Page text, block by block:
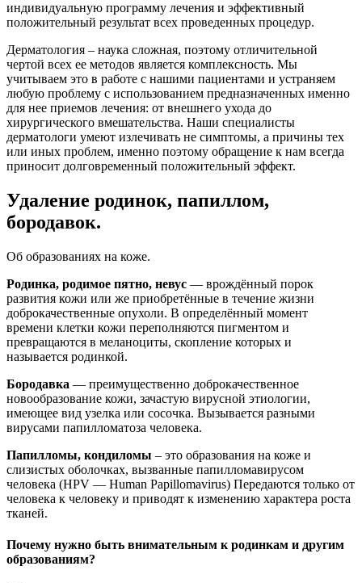
индивидуальную программу лечения и эффективный
положительный результат всех проведенных процедур.
Дерматология – наука сложная, поэтому отличительной
чертой всех ее методов является комплексность. Мы
учитываем это в работе с нашими пациентами и устраняем
любую проблему с использованием предназначенных именно
для нее приемов лечения: от внешнего ухода до
хирургического вмешательства. Наши специалисты
дерматологи умеют излечивать не симптомы, а причины тех
или иных проблем, именно поэтому обращение к нам всегда
приносит долговременный положительный эффект.
Удаление родинок, папиллом,
бородавок.
Об образованиях на коже.
Родинка, родимое пятно, невус — врождённый порок
развития кожи или же приобретённые в течение жизни
доброкачественные опухоли. В определённый момент
времени клетки кожи переполняются пигментом и
превращаются в меланоциты, скопление которых и
называется родинкой.
Бородавка — преимущественно доброкачественное
новообразование кожи, зачастую вирусной этиологии,
имеющее вид узелка или сосочка. Вызывается разными
вирусами папилломатоза человека.
Папилломы, кондиломы – это образования на коже и
слизистых оболочках, вызванные папилломавирусом
человека (HPV — Human Papillomavirus) Передаются только от
человека к человеку и приводят к изменению характера роста
тканей.
Почему нужно быть внимательным к родинкам и другим
образованиям?